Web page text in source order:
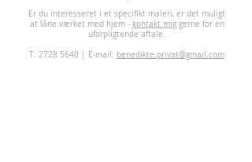
Er du interesseret i et specifikt maleri, er det muligt
at låne værket med hjem - kontakt miggerne for en
uforpligtende aftale.
T: 2728 5640 | E-mail: benedikte.privat@gmail.com